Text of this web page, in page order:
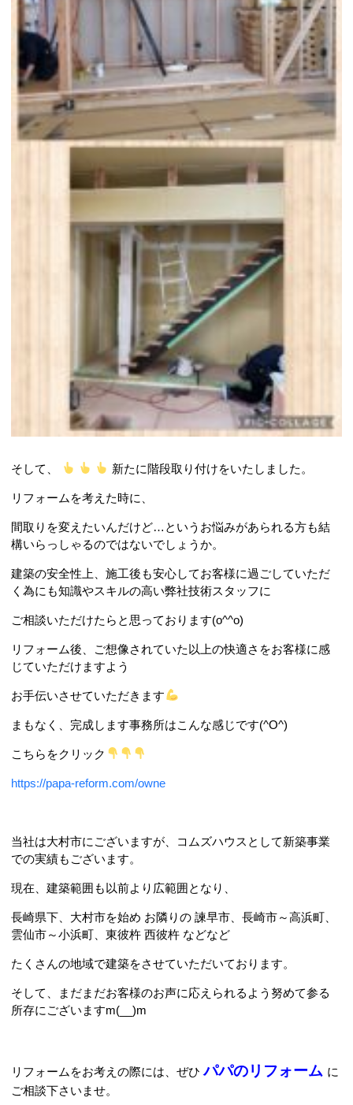
そして、 新たに階段取り付けをいたしました。
リフォームを考えた時に、
間取りを変えたいんだけど…というお悩みがあられる方も結
構いらっしゃるのではないでしょうか。
建築の安全性上、施工後も安心してお客様に過ごしていただ
く為にも知識やスキルの高い弊社技術スタッフに
ご相談いただけたらと思っております(o^^o)
リフォーム後、ご想像されていた以上の快適さをお客様に感
じていただけますよう
お手伝いさせていただきます
まもなく、完成します事務所はこんな感じです(^O^)
こちらをクリック
https://papa-reform.com/owne
当社は大村市にございますが、コムズハウスとして新築事業
での実績もございます。
現在、建築範囲も以前より広範囲となり、
長崎県下、大村市を始め お隣りの 諫早市、長崎市～高浜町、
雲仙市～小浜町、東彼杵 西彼杵 などなど
たくさんの地域で建築をさせていただいております。
そして、まだまだお客様のお声に応えられるよう努めて参る
所存にございますm(__)m
リフォームをお考えの際には、ぜひパパのリフォーム に
ご相談下さいませ。